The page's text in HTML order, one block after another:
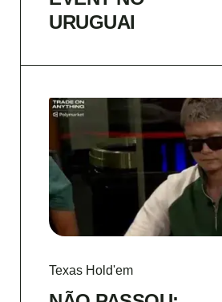
URUGUAI
Texas Hold'em